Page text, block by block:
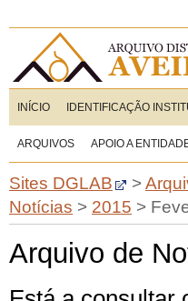
INÍCIO IDENTIFICAÇÃO
ARQUIVOS APOIO A
Sites DGLAB >
Notícias > 2015 >
Arquivo de